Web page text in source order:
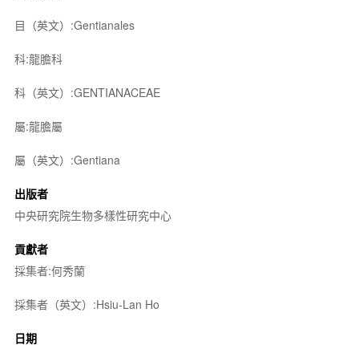
目（英文）:Gentianales
科:龍膽科
科（英文）:GENTIANACEAE
屬:龍膽屬
屬（英文）:Gentiana
出版者
中央研究院生物多樣性研究中心
貢獻者
採集者:何秀蘭
採集者（英文）:Hsiu-Lan Ho
日期